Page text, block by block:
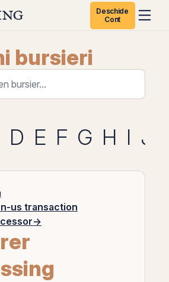
Deschide
Cont
bursieri
D E F G H I J
us transaction
→